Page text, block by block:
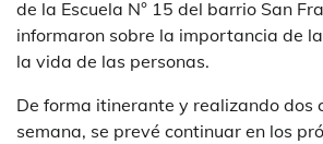
de la Escuela N° 15 del barrio San
informaron sobre la importancia de
la vida de las personas.
De forma itinerante y realizando dos
semana, se prevé continuar en los